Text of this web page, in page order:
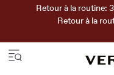
Retour à la routine:
Retour à la